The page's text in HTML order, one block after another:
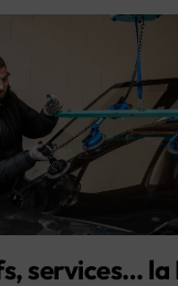
services… la